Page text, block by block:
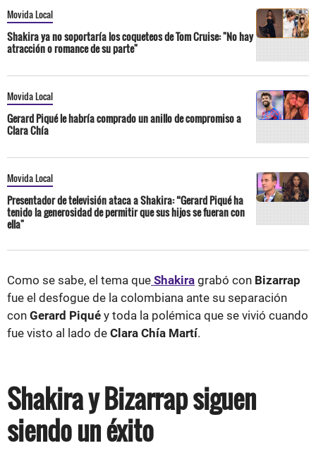
Movida Local
Shakira ya no soportaría los coqueteos de Tom Cruise: "No hay
atracción o romance de su parte"
Movida Local
Gerard Piqué le habría comprado un anillo de compromiso a
Clara Chía
Movida Local
Presentador de televisión ataca a Shakira: “Gerard Piqué ha
tenido la generosidad de permitir que sus hijos se fueran con
ella"
Como se sabe, el tema que Shakira grabó con Bizarrap
fue el desfogue de la colombiana ante su separación
con Gerard Piqué y toda la polémica que se vivió cuando
fue visto al lado de Clara Chía Martí.
Shakira y Bizarrap siguen
siendo un éxito